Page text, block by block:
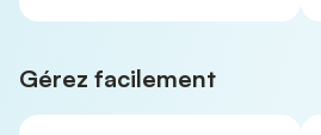
Gérez facilement